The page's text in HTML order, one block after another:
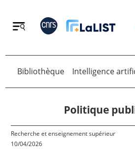
Retour
Accueil
Bibliothèque Intelligence
Politique
Recherche et enseignement supérieur
10/04/2026